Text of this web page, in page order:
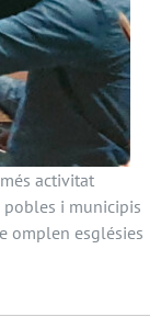
activitat
pobles i municipis
omplen esglésies